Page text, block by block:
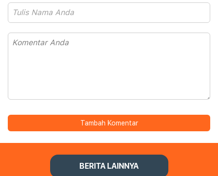
Tambah Komentar
BERITA LAINNYA